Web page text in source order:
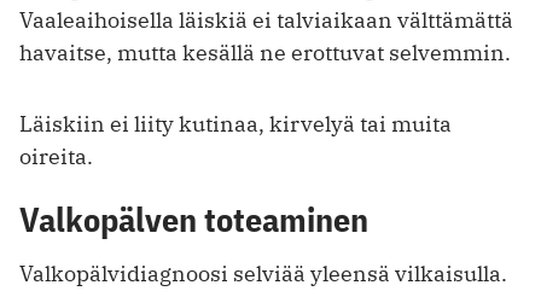
Vaaleaihoisella läiskiä ei talviaikaan välttämättä
havaitse, mutta kesällä ne erottuvat selvemmin.
Läiskiin ei liity kutinaa, kirvelyä tai muita
oireita.
Valkopälven toteaminen
Valkopälvidiagnoosi selviää yleensä vilkaisulla.